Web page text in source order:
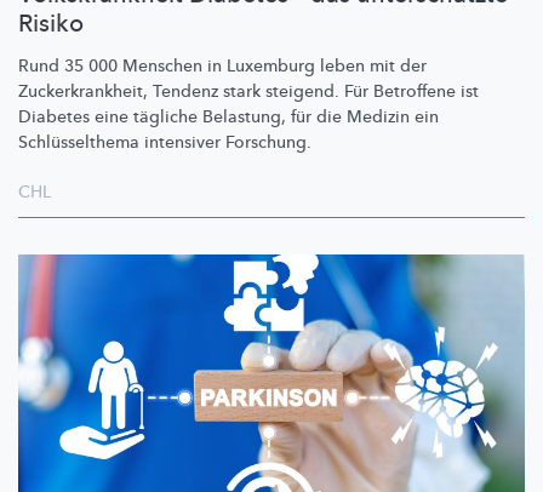
Risiko
Rund 35 000 Menschen in Luxemburg leben mit der
Zuckerkrankheit, Tendenz stark steigend. Für Betroffene ist
Diabetes eine tägliche Belastung, für die Medizin ein
Schlüsselthema intensiver Forschung.
CHL